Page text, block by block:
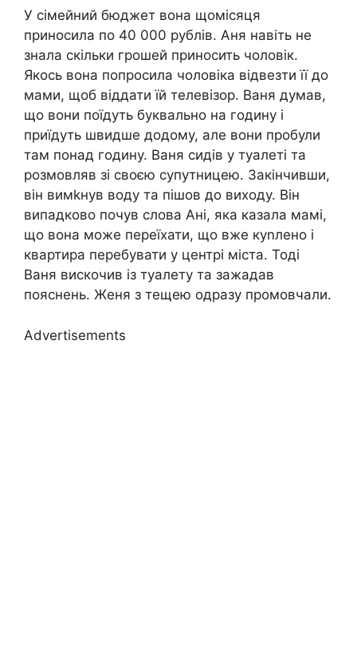
У сімейний бюджет вона щомісяця
приносила по 40 000 рублів. Аня навіть не
знала скільки грошей приносить чоловік.
Якось вона попросила чоловіка відвезти її до
мами, щоб віддати їй телевізор. Ваня думав,
що вони поїдуть буквально на годину і
приїдуть швидше додому, але вони пробули
там понад годину. Ваня сидів у туалеті та
розмовляв зі своєю супутницею. Закінчивши,
він вимkнув воду та пішов до виходу. Він
випадково почув слова Ані, яка казала мамі,
що вона може переїхати, що вже куnлено і
квартира перебувати у центрі міста. Тоді
Ваня вискочив із туалету та зажадав
пояснень. Женя з тещею одразу промовчали.
Advertisements